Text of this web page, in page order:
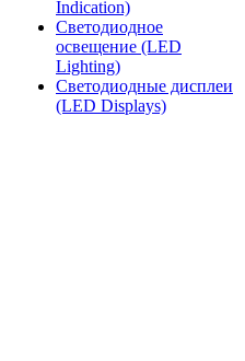
Indication)
Светодиодное
освещение (LED
Lighting)
Светодиодные дисплеи
(LED Displays)